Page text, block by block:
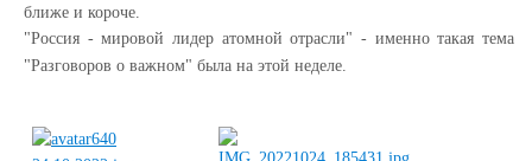
ближе и короче.
"Россия - мировой лидер атомной отрасли" - именно такая тема
"Разговоров о важном" была на этой неделе.